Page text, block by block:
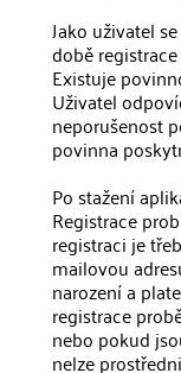
Jako uživatel
době
Existuje
Uživatel
neporušenost
povinna
Po stažení
Registrace
registraci je
mailovou
narození a
registrace
nebo pokud
nelze